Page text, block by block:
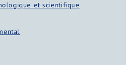
et scientifique